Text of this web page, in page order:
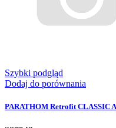
Szybki podgląd
Dodaj do porównania
PARATHOM Retrofit CLASSIC